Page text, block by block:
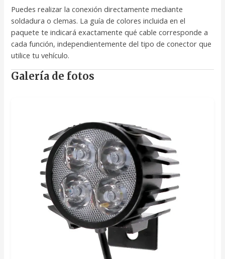
Puedes realizar la conexión directamente mediante
soldadura o clemas. La guía de colores incluida en el
paquete te indicará exactamente qué cable corresponde a
cada función, independientemente del tipo de conector que
utilice tu vehículo.
Galería de fotos